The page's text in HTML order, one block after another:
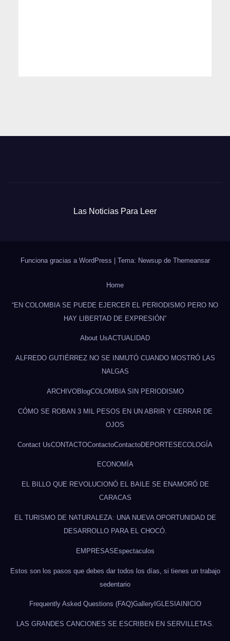
Las Noticias Para Leer
Funciona gracias a WordPress | Tema: Newsup de Themeansar
Home
“EN COLOMBIA SE PUEDE EJERCER EL PERIODISMO PERO NO
HAY LIBERTAD DE EXPRESIÓN”
About UsACTUALIDAD
ALFREDO GUTIÉRREZ NO SE INMUTÓ CUANDO MOSTRÓ LAS
NALGAS
ARCHIVOBlogCOLOMBIA SIN PERIODISMO
CÓMO SE ROBAN 3 MIL PESOS EN UN ABRIR Y CERRAR DE
OJOS
Contact UsCONTACTOContactoContactoDEPORTESECOLOGÍA
ECONOMÍA
EL BILLO QUE REVOLUCIONÓ EL BAILE SE ENAMORÓ DE
CARACAS
EL TURISMO DE NATURALEZA: UNA NUEVA OPORTUNIDAD DE
DESARROLLO PARA EL CHOCÓ.
EMPRESASEspectaculos
Estos son los pasos que debes dar todos los días, si tienes un trabajo
sedentario
Frequently Asked Questions (FAQ)GalleryIGLESIAINICIO
LAS GRANDES CANCIONES SE ESCRIBEN EN SERVILLETAS.